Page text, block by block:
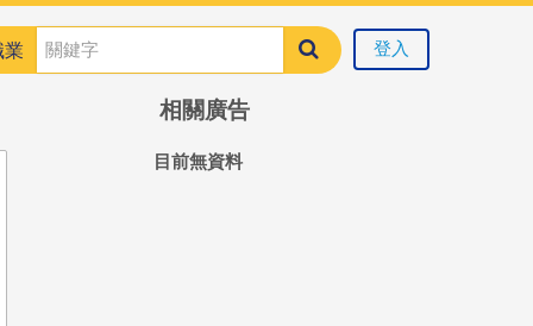
業 登入
相關廣告
目前無資料